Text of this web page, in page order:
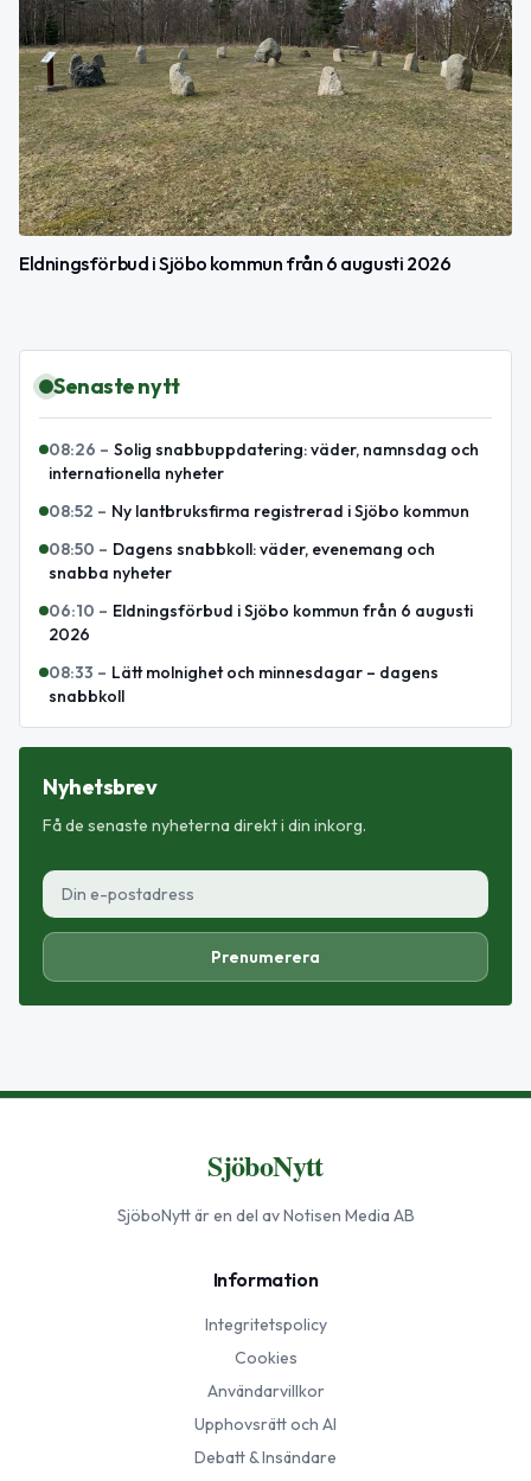
Eldningsförbud i Sjöbo kommun från 6 augusti 2026
Senaste nytt
08:26 – Solig snabbuppdatering: väder, namnsdag och
internationella nyheter
08:52 – Ny lantbruksfirma registrerad i Sjöbo kommun
08:50 – Dagens snabbkoll: väder, evenemang och
snabba nyheter
06:10 – Eldningsförbud i Sjöbo kommun från 6 augusti
2026
08:33 – Lätt molnighet och minnesdagar – dagens
snabbkoll
Nyhetsbrev
Få de senaste nyheterna direkt i din inkorg.
Prenumerera
SjöboNytt
SjöboNyttär en del av Notisen Media AB
Information
Integritetspolicy
Cookies
Användarvillkor
Upphovsrätt och AI
Debatt & Insändare